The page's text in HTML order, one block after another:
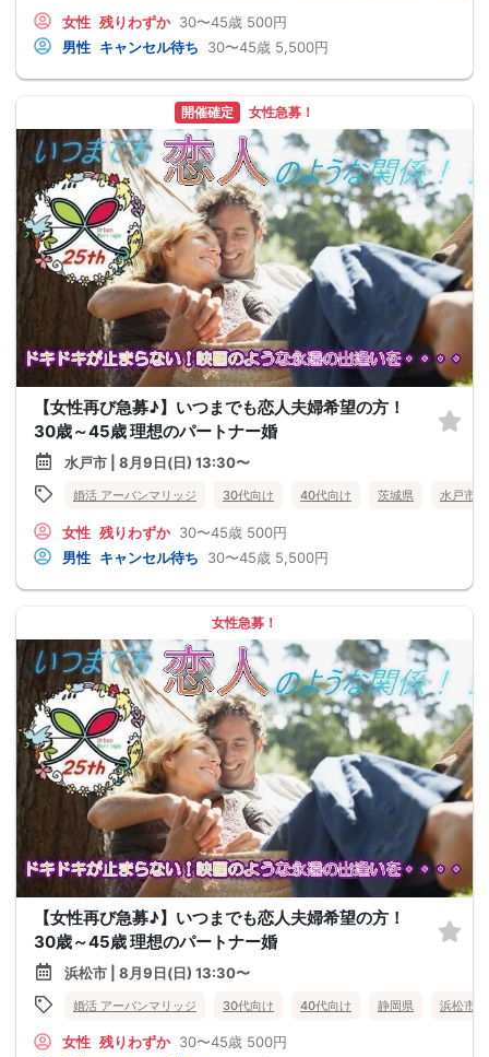
女性 残りわずか 30〜45歳 500円
男性 キャンセル待ち 30〜45歳 5,500円
開催確定 女性急募！
【女性再び急募♪】いつまでも恋人夫婦希望の方！
30歳～45歳 理想のパートナー婚
水戸市 | 8月9日(日) 13:30〜
婚活 アーバンマリッジ 30代向け 40代向け 茨城県 水戸市
女性 残りわずか 30〜45歳 500円
男性 キャンセル待ち 30〜45歳 5,500円
女性急募！
【女性再び急募♪】いつまでも恋人夫婦希望の方！
30歳～45歳 理想のパートナー婚
浜松市 | 8月9日(日) 13:30〜
婚活 アーバンマリッジ 30代向け 40代向け 静岡県 浜松市
女性 残りわずか 30〜45歳 500円